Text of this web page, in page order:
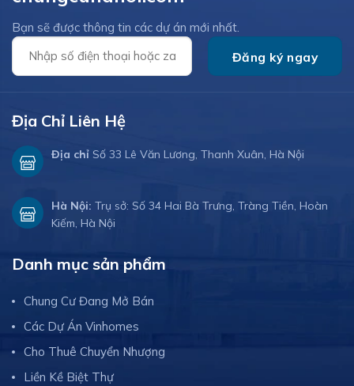
Bạn sẽ được thông tin các dự án mới nhất.
Địa Chỉ Liên Hệ
Địa chỉ Số 33 Lê Văn Lương, Thanh Xuân, Hà Nội
Hà Nội: Trụ sở: Số 34 Hai Bà Trưng, Tràng Tiền, Hoàn
Kiếm, Hà Nội
Danh mục sản phẩm
Chung Cư Đang Mở Bán
Các Dự Án Vinhomes
Cho Thuê Chuyển Nhượng
Liền Kề Biệt Thự